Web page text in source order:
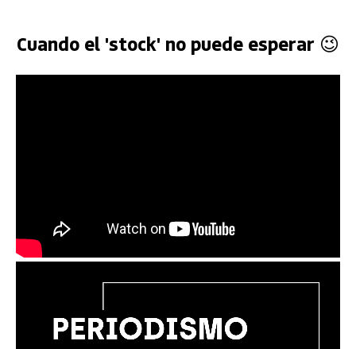
Cuando el 'stock' no puede esperar 😉